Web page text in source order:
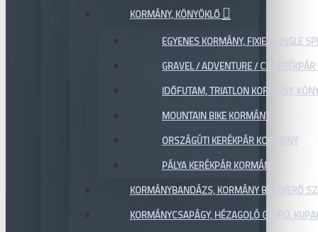
KORMÁNY, KÖNYÖKLŐ
EGYENES KORMÁNY, FIXIE / SINGLE
GRAVEL / ADVENTURE / CX
IDŐFUTAM, TRIATLON KORMÁNY,
MOUNTAIN BIKE KORMÁNY
ORSZÁGÚTI KERÉKPÁR KORMÁNY
PÁLYA KERÉKPÁR KORMÁNY
KORMÁNYBANDÁZS, KORMÁNY BETEKERŐ
KORMÁNYCSAPÁGY, HÉZAGOLÓ GYŰRŰ,